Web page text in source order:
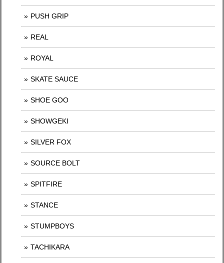
PUSH GRIP
REAL
ROYAL
SKATE SAUCE
SHOE GOO
SHOWGEKI
SILVER FOX
SOURCE BOLT
SPITFIRE
STANCE
STUMPBOYS
TACHIKARA